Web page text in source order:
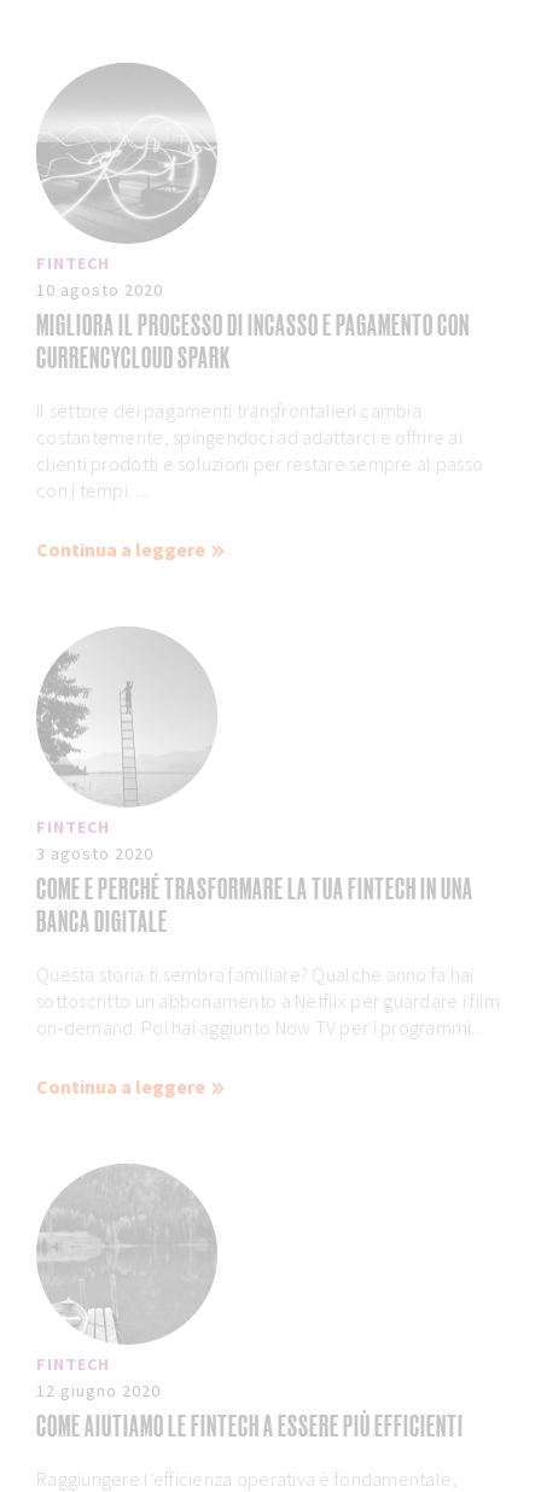
FINTECH
10 agosto 2020
MIGLIORA IL PROCESSO DI INCASSO E PAGAMENTO CON
CURRENCYCLOUD SPARK
Il settore dei pagamenti transfrontalieri cambia
costantemente, spingendoci ad adattarci e offrire ai
clienti prodotti e soluzioni per restare sempre al passo
con i tempi. ...
Continua a leggere
FINTECH
3 agosto 2020
COME E PERCHÉ TRASFORMARE LA TUA FINTECH IN UNA
BANCA DIGITALE
Questa storia ti sembra familiare? Qualche anno fa hai
sottoscritto un abbonamento a Netflix per guardare i film
on-demand. Poi hai aggiunto Now TV per i programmi...
Continua a leggere
FINTECH
12 giugno 2020
COME AIUTIAMO LE FINTECH A ESSERE PIÙ EFFICIENTI
Raggiungere l’efficienza operativa è fondamentale,